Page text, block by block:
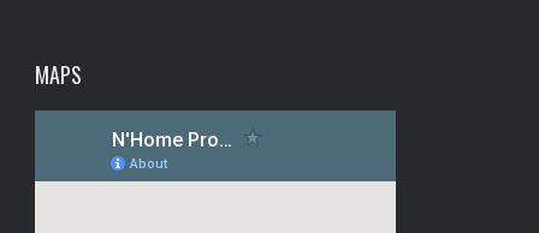
MAPS